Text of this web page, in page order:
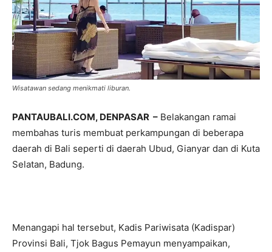
Wisatawan sedang menikmati liburan.
PANTAUBALI.COM, DENPASAR – Belakangan ramai
membahas turis membuat perkampungan di beberapa
daerah di Bali seperti di daerah Ubud, Gianyar dan di Kuta
Selatan, Badung.
Menangapi hal tersebut, Kadis Pariwisata (Kadispar)
Provinsi Bali, Tjok Bagus Pemayun menyampaikan,